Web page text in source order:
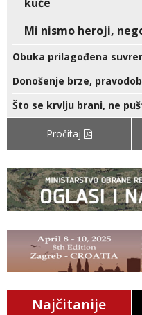
Mi nismo heroji,
Obuka prilagođena
Donošenje brze,
Što se krvlju brani, ne
Pročitaj
Najčitanije